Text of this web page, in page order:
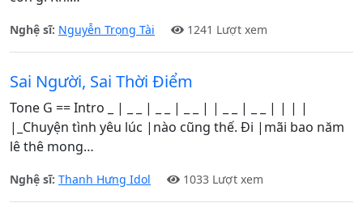
Nghệ sĩ: Nguyễn Trọng Tài 1241 Lượt xem
Sai Người, Sai Thời Điểm
Tone G == Intro _ | _ _ | _ _ | _ _ | | _ _ | _ _ | | | |
|_Chuyện tình yêu lúc |nào cũng thế. Đi |mãi bao năm
lê thê mong…
Nghệ sĩ: Thanh Hưng Idol 1033 Lượt xem